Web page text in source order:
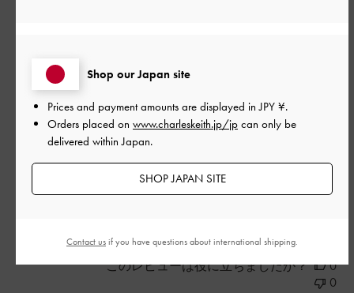
デザイン
とてもよかった
品質
とてもよかった
このレビューは役に立ちましたか？
0
0
Shop our Japan site
Prices and payment amounts are displayed inJPY ¥.
Orders placed on www.charleskeith.jp/jp can only be
delivered within Japan.
SHOP JAPAN SITE
Contact usif you have questions about international shipping.